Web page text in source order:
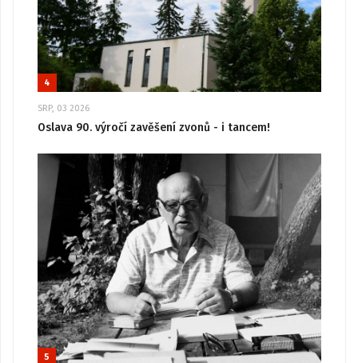
4
SRP, 03 2026
Oslava 90. výročí zavěšení zvonů - i tancem!
5